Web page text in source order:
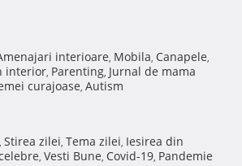
interioare, Mobila, Canapele,
interior, Parenting, Jurnal de mama
curajoase, Autism
, Stirea zilei, Tema zilei, Iesirea din
, Vesti Bune, Covid-19, Pandemie